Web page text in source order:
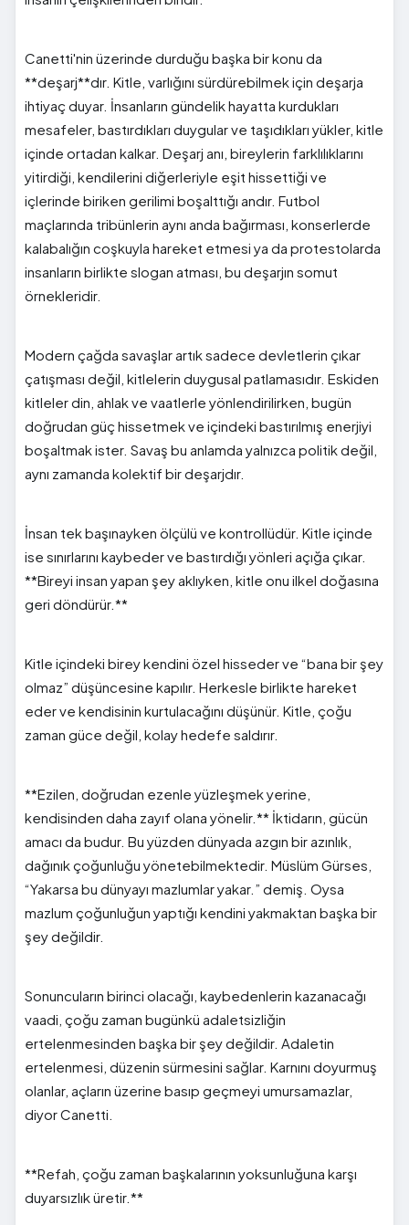
Canetti'nin üzerinde durduğu başka bir konu da
**deşarj**dır. Kitle, varlığını sürdürebilmek için deşarja
ihtiyaç duyar. İnsanların gündelik hayatta kurdukları
mesafeler, bastırdıkları duygular ve taşıdıkları yükler, kitle
içinde ortadan kalkar. Deşarj anı, bireylerin farklılıklarını
yitirdiği, kendilerini diğerleriyle eşit hissettiği ve
içlerinde biriken gerilimi boşalttığı andır. Futbol
maçlarında tribünlerin aynı anda bağırması, konserlerde
kalabalığın coşkuyla hareket etmesi ya da protestolarda
insanların birlikte slogan atması, bu deşarjın somut
örnekleridir.
Modern çağda savaşlar artık sadece devletlerin çıkar
çatışması değil, kitlelerin duygusal patlamasıdır. Eskiden
kitleler din, ahlak ve vaatlerle yönlendirilirken, bugün
doğrudan güç hissetmek ve içindeki bastırılmış enerjiyi
boşaltmak ister. Savaş bu anlamda yalnızca politik değil,
aynı zamanda kolektif bir deşarjdır.
İnsan tek başınayken ölçülü ve kontrollüdür. Kitle içinde
ise sınırlarını kaybeder ve bastırdığı yönleri açığa çıkar.
**Bireyi insan yapan şey aklıyken, kitle onu ilkel doğasına
geri döndürür.**
Kitle içindeki birey kendini özel hisseder ve “bana bir şey
olmaz” düşüncesine kapılır. Herkesle birlikte hareket
eder ve kendisinin kurtulacağını düşünür. Kitle, çoğu
zaman güce değil, kolay hedefe saldırır.
**Ezilen, doğrudan ezenle yüzleşmek yerine,
kendisinden daha zayıf olana yönelir.** İktidarın, gücün
amacı da budur. Bu yüzden dünyada azgın bir azınlık,
dağınık çoğunluğu yönetebilmektedir. Müslüm Gürses,
“Yakarsa bu dünyayı mazlumlar yakar.” demiş. Oysa
mazlum çoğunluğun yaptığı kendini yakmaktan başka bir
şey değildir.
Sonuncuların birinci olacağı, kaybedenlerin kazanacağı
vaadi, çoğu zaman bugünkü adaletsizliğin
ertelenmesinden başka bir şey değildir. Adaletin
ertelenmesi, düzenin sürmesini sağlar. Karnını doyurmuş
olanlar, açların üzerine basıp geçmeyi umursamazlar,
diyor Canetti.
**Refah, çoğu zaman başkalarının yoksunluğuna karşı
duyarsızlık üretir.**